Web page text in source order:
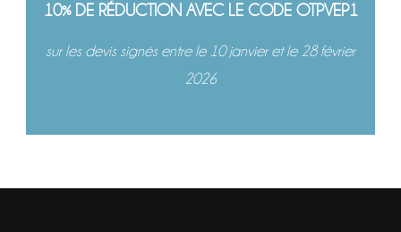
10% DE RÉDUCTION AVEC LE CODE OTPVEP1
sur les devis signés entre le 10 janvier et le 28 février
2026